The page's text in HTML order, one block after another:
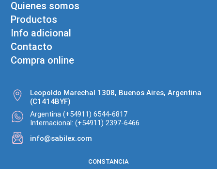
Quienes somos
Productos
Info adicional
Contacto
Compra online
Leopoldo Marechal 1308, Buenos Aires, Argentina
(C1414BYF)
Argentina (+54911) 6544-6817
Internacional: (+54911) 2397-6466
info@sabilex.com
CONSTANCIA